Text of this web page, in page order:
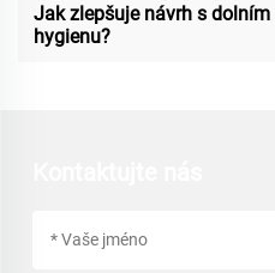
Jak zlepšuje návrh s
hygienu?